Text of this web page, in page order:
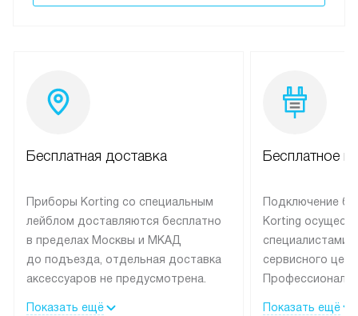
Бесплатная доставка
Приборы Korting со специальным
лейблом доставляются бесплатно
в пределах Москвы и МКАД
до подъезда, отдельная доставка
аксессуаров не предусмотрена.
Показать ещё
Бесплатное
Подключение
Korting
специалистами
сервисного
Показать ещё